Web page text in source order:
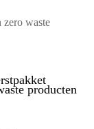
producten